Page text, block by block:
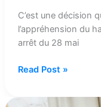
C’est une décision
l’appréhension du
arrêt du 28 mai
Read Post »
Copies